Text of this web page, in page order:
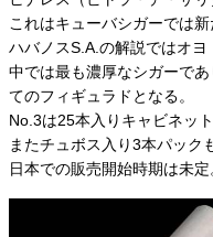
これはキューバシガーでは新
ハバノスS.A.の解説ではオ
中では最も濃厚なシガーで
てのフィギュラドとなる。
No.3は25本入りキャビネッ
またチュボス入り3本パック
日本での販売開始時期は未定